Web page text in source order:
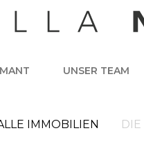
UNSER TEAM
IMMOBILIEN DIE